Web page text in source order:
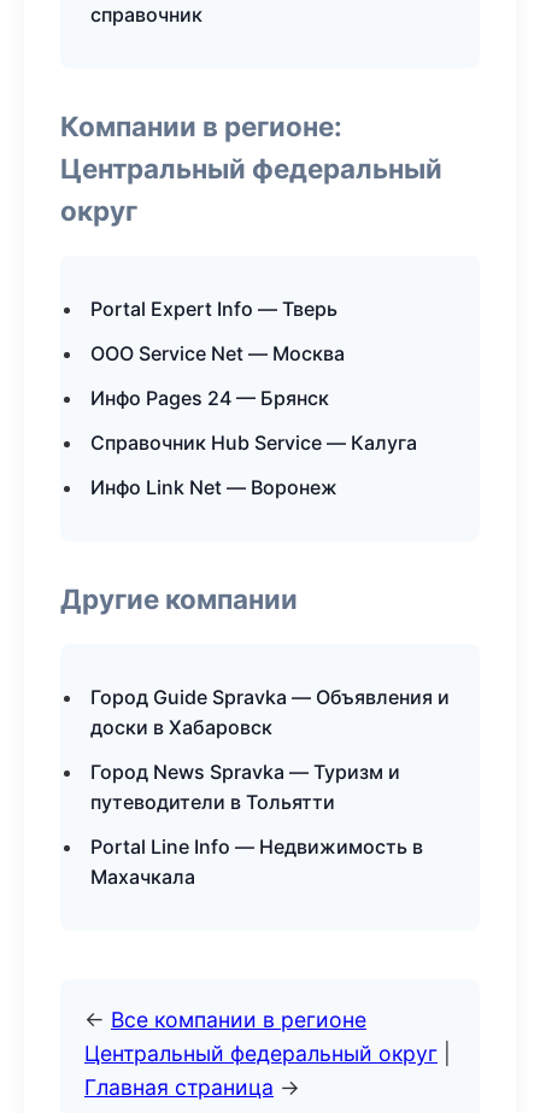
справочник
Компании в регионе:
Центральный федеральный
округ
Portal Expert Info — Тверь
ООО Service Net — Москва
Инфо Pages 24 — Брянск
Справочник Hub Service — Калуга
Инфо Link Net — Воронеж
Другие компании
Город Guide Spravka — Объявления и
доски в Хабаровск
Город News Spravka — Туризм и
путеводители в Тольятти
Portal Line Info — Недвижимость в
Махачкала
← Все компании в регионе
Центральный федеральный округ
Главная страница →